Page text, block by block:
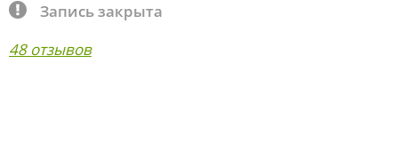
Запись закрыта
48 отзывов